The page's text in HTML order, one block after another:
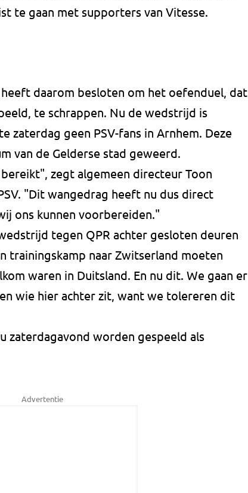
te gaan met supporters van Vitesse.
daarom besloten om het oefenduel, dat
te schrappen. Nu de wedstrijd is
zaterdag geen PSV-fans in Arnhem. Deze
van de Gelderse stad geweerd.
zegt algemeen directeur Toon
"Dit wangedrag heeft nu dus direct
ons kunnen voorbereiden."
tegen QPR achter gesloten deuren
trainingskamp naar Zwitserland moeten
waren in Duitsland. En nu dit. We gaan er
wie hier achter zit, want we tolereren dit
zaterdagavond worden gespeeld als
Advertentie